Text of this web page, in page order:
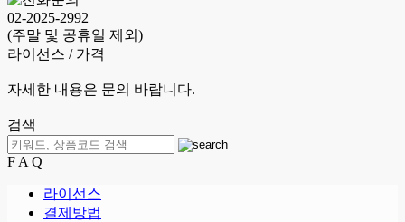
02-2025-2992
(주말 및 공휴일 제외)
라이선스 / 가격
자세한 내용은 문의 바랍니다.
검색
F A Q
라이선스
결제방법